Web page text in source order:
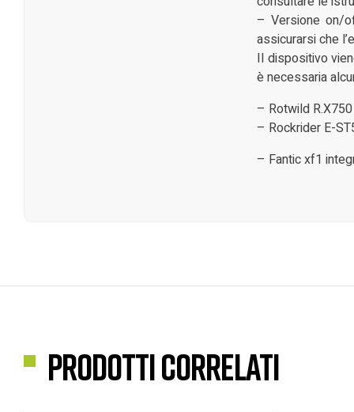
– Versione on/
assicurarsi che
Il dispositivo
è necessaria
– Rotwild R.X750
– Rockrider E-
– Fantic xf1
Prodotti correlati